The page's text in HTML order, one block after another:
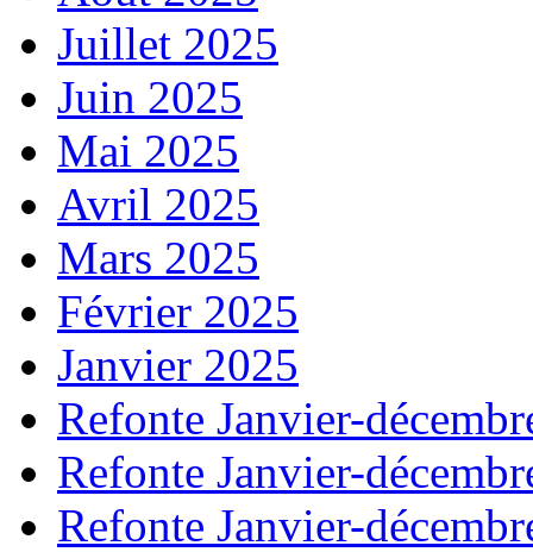
Juillet 2025
Juin 2025
Mai 2025
Avril 2025
Mars 2025
Février 2025
Janvier 2025
Refonte Janvier-
Refonte Janvier-
Refonte Janvier-